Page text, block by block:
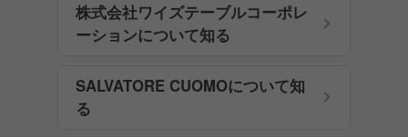
株式会社ワイズテーブルコーポレ
ーションについて知る
SALVATORE CUOMOについて知
る